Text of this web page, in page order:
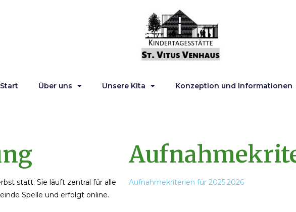
Start Über uns Unsere Kita Konzeption und Informationen
statt. Sie läuft zentral für alle
Spelle und erfolgt online.
Aufnahmekriterien für 2025.2026